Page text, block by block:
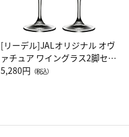
[リーデル]JALオリジナル オヴ
ァチュア ワイングラス2脚セッ
ト（レッドワイン）
5,280円 （税込）